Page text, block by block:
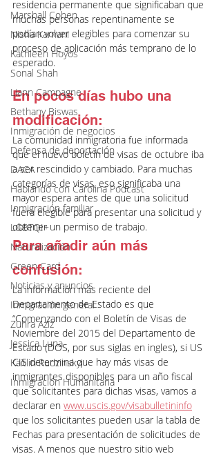
Marshall Cohen
Nisha Karnani
Kathleen Hoyos
Sonal Shah
Liann Campagne
Bethany Biswas
Inmigración de negocios
Defensa de deportación
DACA
Hablando con Carolina Podcast
Inmigración familiar
LGBTQI+
Naturalización
Green Card
Noticias y anuncios
Inmigración general
Zuhra Aziz
Jessica Luna
Kaitlin Rudzinskyi
Inmigración Humanitaria
residencia permanente que significaban que
muchas personas repentinamente se
podían volver elegibles para comenzar su
proceso de aplicación más temprano de lo
esperado.
En pocos días hubo una
modificación:
La comunidad inmigratoria fue informada
que el nuevo boletín de visas de octubre iba
a ser rescindido y cambiado. Para muchas
categorías de visas, eso significaba una
mayor espera antes de que una solicitud
fuera elegible para presentar una solicitud y
obtener un permiso de trabajo.
Para añadir aún más
confusión:
La información más reciente del
Departamento de Estado es que
“Comenzando con el Boletín de Visas de
Noviembre del 2015 del Departamento de
Estado (DOS, por sus siglas en ingles), si US
CIS determina que hay más visas de
inmigrantes disponibles para un año fiscal
que solicitantes para dichas visas, vamos a
declarar en www.uscis.gov/visabulletininfo
que los solicitantes pueden usar la tabla de
Fechas para presentación de solicitudes de
visas. A menos que nuestro sitio web